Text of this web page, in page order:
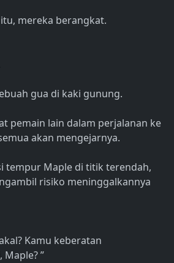
mereka berangkat.
gua di kaki gunung.
pemain lain dalam perjalanan ke
akan mengejarnya.
tempur Maple di titik terendah,
risiko meninggalkannya
Kamu keberatan
”